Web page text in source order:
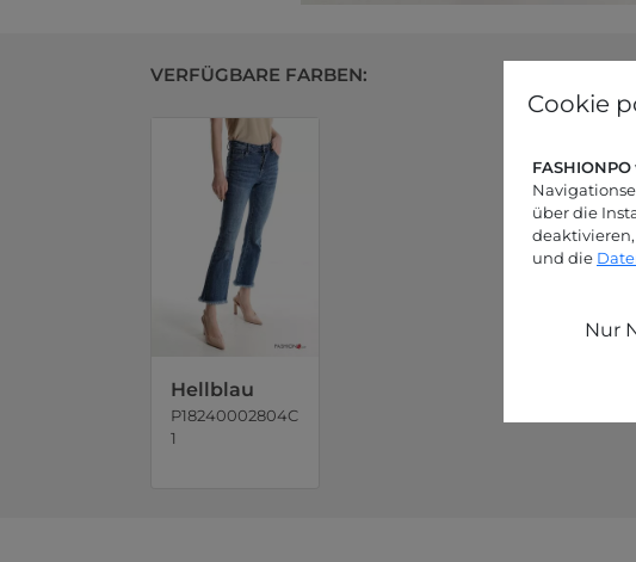
Cookie
FASHIONPO
über die
und die
Nur
VERFÜGBARE FARBEN:
Hellblau
P18240002804C
1